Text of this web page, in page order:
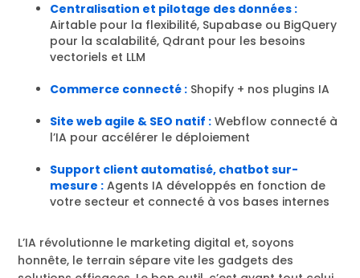
Centralisation et pilotage des données :
Airtable pour la flexibilité, Supabase ou BigQuery
pour la scalabilité, Qdrant pour les besoins
vectoriels et LLM
Commerce connecté : Shopify + nos plugins IA
Site web agile & SEO natif : Webflow connecté à
l’IA pour accélérer le déploiement
Support client automatisé, chatbot sur-
mesure : Agents IA développés en fonction de
votre secteur et connecté à vos bases internes
L’IA révolutionne le marketing digital et, soyons
honnête, le terrain sépare vite les gadgets des